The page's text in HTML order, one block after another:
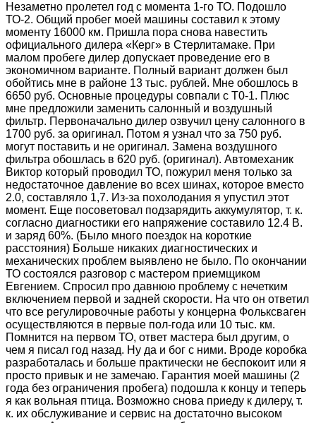
Незаметно пролетел год с момента 1-го ТО. Подошло
ТО-2. Общий пробег моей машины составил к этому
моменту 16000 км. Пришла пора снова навестить
официального дилера «Керг» в Стерлитамаке. При
малом пробеге дилер допускает проведение его в
экономичном варианте. Полный вариант должен был
обойтись мне в районе 13 тыс. рублей. Мне обошлось в
6650 руб. Основные процедуры совпали с Т0-1. Плюс
мне предложили заменить салонный и воздушный
фильтр. Первоначально дилер озвучил цену салонного в
1700 руб. за оригинал. Потом я узнал что за 750 руб.
могут поставить и не оригинал. Замена воздушного
фильтра обошлась в 620 руб. (оригинал). Автомеханик
Виктор который проводил ТО, пожурил меня только за
недостаточное давление во всех шинах, которое вместо
2.0, составляло 1,7. Из-за похолодания я упустил этот
момент. Еще посоветовал подзарядить аккумулятор, т. к.
согласно диагностики его напряжение составило 12.4 В.
и заряд 60%. (Было много поездок на короткие
расстояния) Больше никаких диагностических и
механических проблем выявлено не было. По окончании
ТО состоялся разговор с мастером приемщиком
Евгением. Спросил про давнюю проблему с нечетким
включением первой и задней скорости. На что он ответил
что все регулировочные работы у концерна Фольксваген
осуществляются в первые пол-года или 10 тыс. км.
Помнится на первом ТО, ответ мастера был другим, о
чем я писал год назад. Ну да и бог с ними. Вроде коробка
разработалась и больше практически не беспокоит или я
просто привык и не замечаю. Гарантия моей машины (2
года без ограничения пробега) подошла к концу и теперь
я как вольная птица. Возможно снова приеду к дилеру, т.
к. их обслуживание и сервис на достаточно высоком